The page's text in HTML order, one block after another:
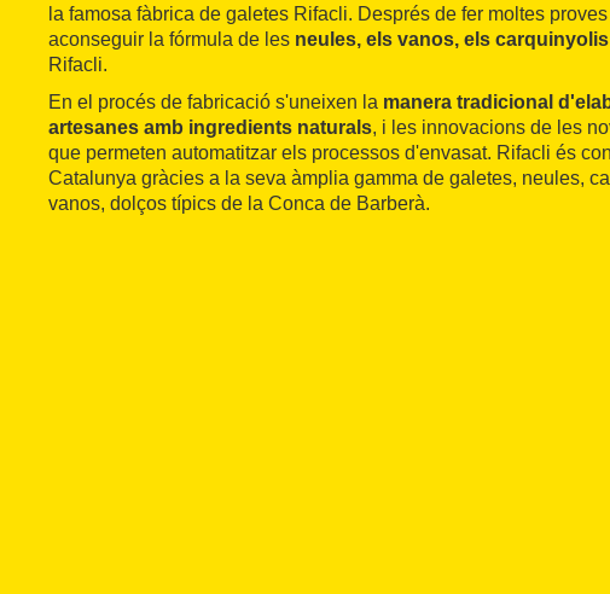
la famosa fàbrica de galetes Rifacli. Després de fer moltes
aconseguir la fórmula de les neules, els vanos, els
Rifacli.
En el procés de fabricació s'uneixen la manera tradicional
artesanes amb ingredients naturals, i les innovacions de les
que permeten automatitzar els processos d'envasat. Rifacli és
Catalunya gràcies a la seva àmplia gamma de galetes, neules,
vanos, dolços típics de la Conca de Barberà.